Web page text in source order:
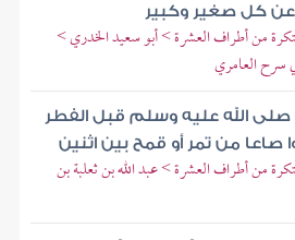
عن كل صغير وكبير
من أطراف العشرة > أبو سعيد الخدري >
سرح العامري
الله عليه وسلم قبل الفطر
صاعا من تمر أو قمح بين اثنين
من أطراف العشرة > عبد الله بن ثعلبة بن